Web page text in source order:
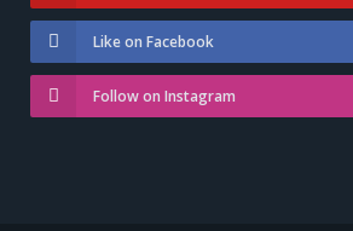
Like on Facebook
Follow on Instagram